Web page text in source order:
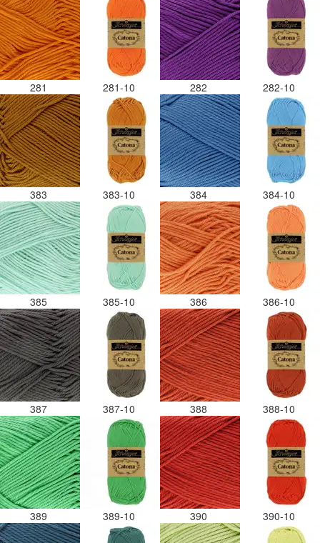
281 281-10 282 282-10
383 383-10 384 384-10
385 385-10 386 386-10
387 387-10 388 388-10
389 389-10 390 390-10